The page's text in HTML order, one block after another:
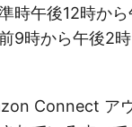
時午後12時か
9時から午後2
Connect ア